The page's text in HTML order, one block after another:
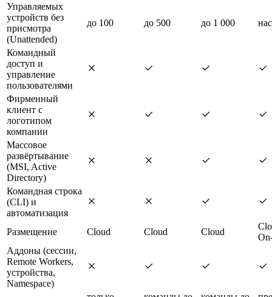
Управляемых
устройств без
присмотра
(Unattended)
до 100 до 500 до 1 000
Командный
доступ и
управление
пользователями
Фирменный
клиент с
логотипом
компании
Массовое
развёртывание
(MSI, Active
Directory)
Командная строка
(CLI) и
автоматизация
Размещение
Cloud Cloud Cloud
Аддоны (сессии,
Remote Workers,
устройства,
Namespace)